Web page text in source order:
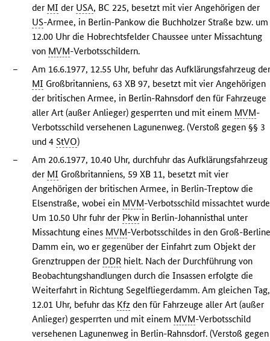
der MI der USA, BC 225, besetzt mit vier Angehörigen der
US-Armee, in Berlin-Pankow die Buchholzer Straße bzw. um
12.00 Uhr die Hobrechtsfelder Chaussee unter Missachtung
von MVM-Verbotsschildern.
–
Am 16.6.1977, 12.55 Uhr, befuhr das Aufklärungsfahrzeug
MI Großbritanniens, 63 XB 97, besetzt mit vier Angehörigen
der britischen Armee, in Berlin-Rahnsdorf den für Fahrzeuge
aller Art (außer Anlieger) gesperrten und mit einem MVM-
Verbotsschild versehenen Lagunenweg. (Verstoß gegen §§ 3
und 4StVO)
–
Am 20.6.1977, 10.40 Uhr, durchfuhr das Aufklärungsfahrzeug
der MI Großbritanniens, 59 XB 11, besetzt mit vier
Angehörigen der britischen Armee, in Berlin-Treptow die
Elsenstraße, wobei ein MVM-Verbotsschild missachtet
Um 10.50 Uhr fuhr der Pkw in Berlin-Johannisthal unter
Missachtung eines MVM-Verbotsschildes in den Groß-
Damm ein, wo er gegenüber der Einfahrt zum Objekt der
Grenztruppen der DDR hielt. Nach der Durchführung von
Beobachtungshandlungen durch die Insassen erfolgte die
Weiterfahrt in Richtung Segelfliegerdamm. Am gleichen Tag,
12.01 Uhr, befuhr das Kfz den für Fahrzeuge aller Art (außer
Anlieger) gesperrten und mit einem MVM-Verbotsschild
versehenen Lagunenweg in Berlin-Rahnsdorf. (Verstoß gegen